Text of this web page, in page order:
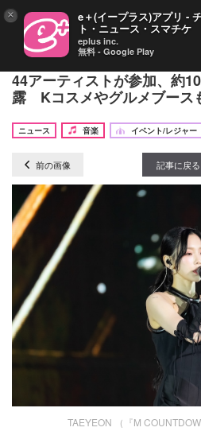
『KCON JAPAN 2024』閉
44アーティストが参加、約
露 Kコスメやグルメブース
ニュース
音楽 イベント/レジャー
前の画像 記事に戻る
TAEYEON （『M
× e＋(イープラス)アプリ -
ト・ニュース・スマチケ
eplus inc.
無料 - Google Play